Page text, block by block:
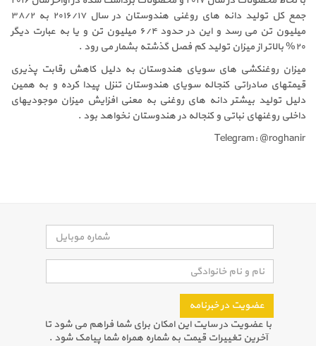
جمع کل تولید دانه های روغنی هندوستان در سال ۲۰۱۶/۱۷ به ۳۸/۲
میلیون تن می رسد و این در حدود ۶/۴ میلیون تن و یا به عبارت دیگر
۲۰% بالاتر از میزان تولید کم فصل گذشته بشمار می رود .
میزان روغنکشی های سویای هندوستان به دلیل کاهش رقابت پذیری
قیمتهای صادراتی کنجاله سویای هندوستان تنزل پیدا کرده و به همین
دلیل تولید بیشتر دانه های روغنی به معنی افزایش میزان موجودیهای
داخلی روغنهای نباتی و کنجاله در هندوستان نخواهد بود .
Telegram: @roghanir
عضویت در خبرنامه
با عضویت در سایت این امکان برای شما فراهم می شود تا
آخرین تغییرات قیمت به شماره همراه شما پیامک شود .